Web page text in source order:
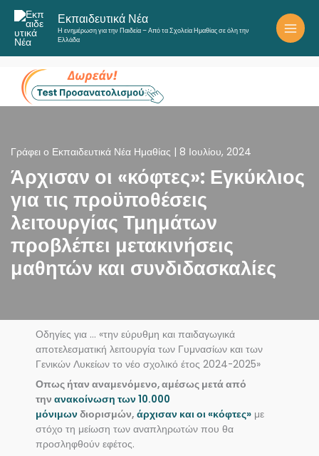
Μετάβαση
στο
περιεχόμενο
Εκπαιδευτικά Νέα
Η ενημέρωση για την Παιδεία – Από τα Σχολεία Ημαθίας σε όλη την
Ελλάδα
Γράφει ο Εκπαιδευτικά Νέα Ημαθίας 8 Ιουλίου, 2024
Άρχισαν οι «κόφτες»: Εγκύκλιος
για τις προϋποθέσεις
λειτουργίας Τμημάτων
προβλέπει μετακινήσεις
μαθητών και συνδιδασκαλίες
Οδηγίες για … «την εύρυθμη και παιδαγωγικά
αποτελεσματική λειτουργία των Γυμνασίων και των
Γενικών Λυκείων το νέο σχολικό έτος 2024-2025»
Οπως ήταν αναμενόμενο, αμέσως μετά από
την ανακοίνωση των 10.000
μόνιμωνδιορισμών, άρχισαν και οι «κόφτες» με
στόχο τη μείωση των αναπληρωτών που θα
προσληφθούν εφέτος.